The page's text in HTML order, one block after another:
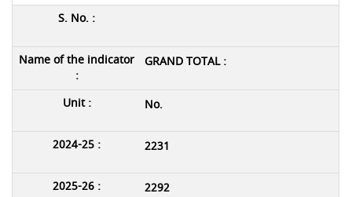
GRAND TOTAL :
No.
2231
2292